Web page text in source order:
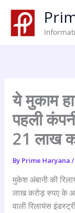
content
ये मुकाम
पहली
21 लाख
By Prime Haryana /
मुकेश अंबानी की
लाख करोड़ रुपए के
वाली रिलायंस